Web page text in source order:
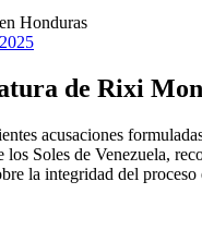
de Rixi
acusaciones
Soles de Venezuela,
la integridad del